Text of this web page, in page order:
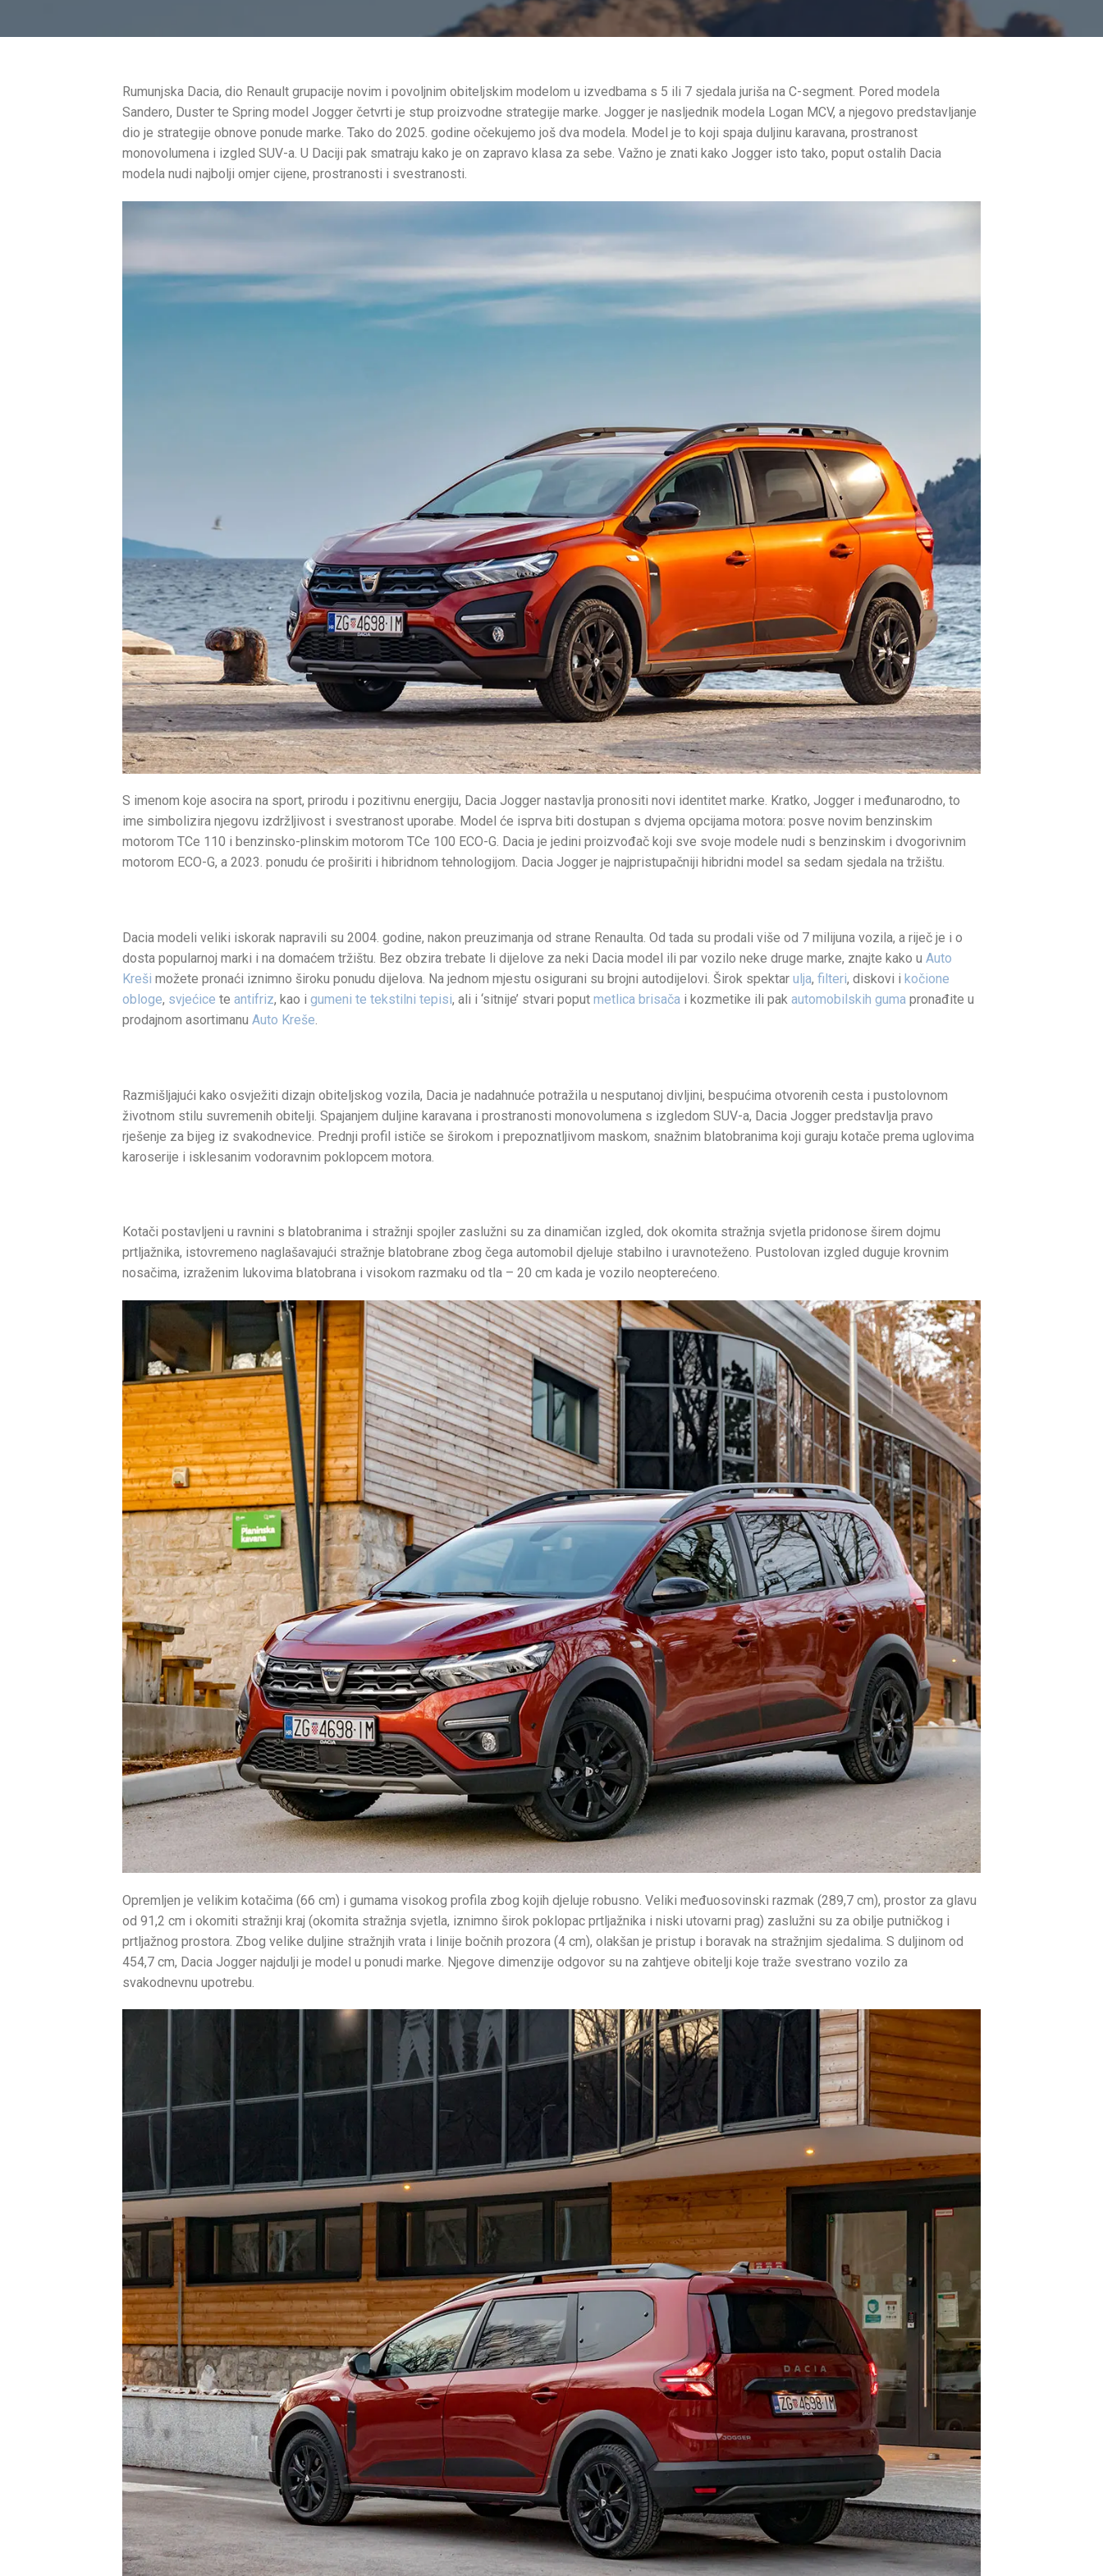
Rumunjska Dacia, dio Renault grupacije novim i povoljnim obiteljskim modelom u izvedbama s 5 ili 7 sjedala juriša na C-segment. Pored modela
Sandero, Duster te Spring model Jogger četvrti je stup proizvodne strategije marke. Jogger je nasljednik modela Logan MCV, a njegovo predstavljanje
dio je strategije obnove ponude marke. Tako do 2025. godine očekujemo još dva modela. Model je to koji spaja duljinu karavana, prostranost
monovolumena i izgled SUV-a. U Daciji pak smatraju kako je on zapravo klasa za sebe. Važno je znati kako Jogger isto tako, poput ostalih Dacia
modela nudi najbolji omjer cijene, prostranosti i svestranosti.
S imenom koje asocira na sport, prirodu i pozitivnu energiju, Dacia Jogger nastavlja pronositi novi identitet marke. Kratko, Jogger i međunarodno, to
ime simbolizira njegovu izdržljivost i svestranost uporabe. Model će isprva biti dostupan s dvjema opcijama motora: posve novim benzinskim
motorom TCe 110 i benzinsko-plinskim motorom TCe 100 ECO-G. Dacia je jedini proizvođač koji sve svoje modele nudi s benzinskim i dvogorivnim
motorom ECO-G, a 2023. ponudu će proširiti i hibridnom tehnologijom. Dacia Jogger je najpristupačniji hibridni model sa sedam sjedala na tržištu.
Dacia modeli veliki iskorak napravili su 2004. godine, nakon preuzimanja od strane Renaulta. Od tada su prodali više od 7 milijuna vozila, a riječ je i o
dosta popularnoj marki i na domaćem tržištu. Bez obzira trebate li dijelove za neki Dacia model ili par vozilo neke druge marke, znajte kako uAuto
Kreši možete pronaći iznimno široku ponudu dijelova. Na jednom mjestu osigurani su brojni autodijelovi. Širok spektarulja,filteri, diskovi ikočione
obloge, svjećice teantifriz, kao igumeni te tekstilni tepisi, ali i ‘sitnije’ stvari poputmetlica brisača i kozmetike ili pakautomobilskih guma pronađite u
prodajnom asortimanuAuto Kreše.
Razmišljajući kako osvježiti dizajn obiteljskog vozila, Dacia je nadahnuće potražila u nesputanoj divljini, bespućima otvorenih cesta i pustolovnom
životnom stilu suvremenih obitelji. Spajanjem duljine karavana i prostranosti monovolumena s izgledom SUV-a, Dacia Jogger predstavlja pravo
rješenje za bijeg iz svakodnevice. Prednji profil ističe se širokom i prepoznatljivom maskom, snažnim blatobranima koji guraju kotače prema uglovima
karoserije i isklesanim vodoravnim poklopcem motora.
Kotači postavljeni u ravnini s blatobranima i stražnji spojler zaslužni su za dinamičan izgled, dok okomita stražnja svjetla pridonose širem dojmu
prtljažnika, istovremeno naglašavajući stražnje blatobrane zbog čega automobil djeluje stabilno i uravnoteženo. Pustolovan izgled duguje krovnim
nosačima, izraženim lukovima blatobrana i visokom razmaku od tla – 20 cm kada je vozilo neopterećeno.
Opremljen je velikim kotačima (66 cm) i gumama visokog profila zbog kojih djeluje robusno. Veliki međuosovinski razmak (289,7 cm), prostor za glavu
od 91,2 cm i okomiti stražnji kraj (okomita stražnja svjetla, iznimno širok poklopac prtljažnika i niski utovarni prag) zaslužni su za obilje putničkog i
prtljažnog prostora. Zbog velike duljine stražnjih vrata i linije bočnih prozora (4 cm), olakšan je pristup i boravak na stražnjim sjedalima. S duljinom od
454,7 cm, Dacia Jogger najdulji je model u ponudi marke. Njegove dimenzije odgovor su na zahtjeve obitelji koje traže svestrano vozilo za
svakodnevnu upotrebu.